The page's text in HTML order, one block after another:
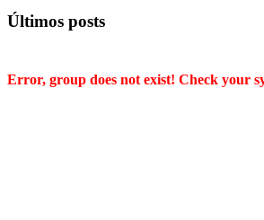
Últimos posts
Error, group does not exist! Check your